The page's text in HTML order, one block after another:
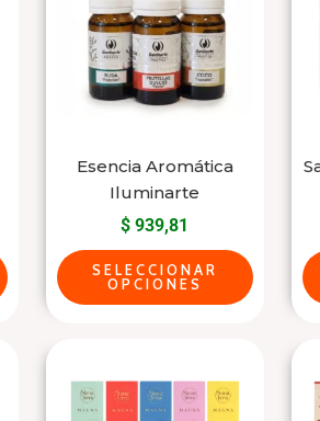
Esencia Aromática
Iluminarte
$ 939,81
SELECCIONAR
OPCIONES
varias
variantes.
Las
opciones
pueden
elegir
en
la
página
producto
tiene